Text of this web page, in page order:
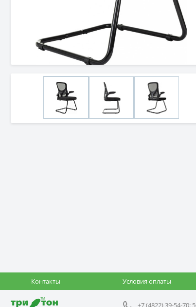
Контакты Условия оплаты
+7 (4822) 39-54-70;